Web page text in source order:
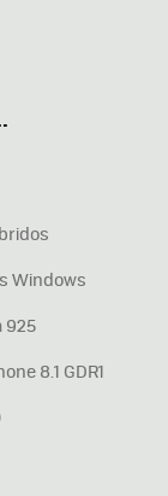
Windows
925
8.1 GDR1